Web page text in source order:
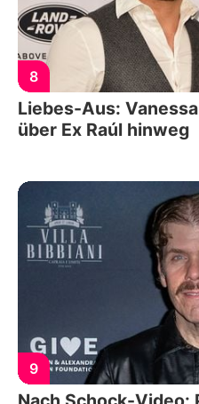
8
Liebes-Aus:
über Ex Raúl hinweg
9